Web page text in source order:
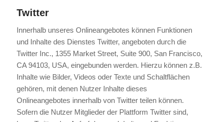
Twitter
Innerhalb unseres Onlineangebotes können Funktionen
und Inhalte des Dienstes Twitter, angeboten durch die
Twitter Inc., 1355 Market Street, Suite 900, San Francisco,
CA 94103, USA, eingebunden werden. Hierzu können z.B.
Inhalte wie Bilder, Videos oder Texte und Schaltflächen
gehören, mit denen Nutzer Inhalte dieses
Onlineangebotes innerhalb von Twitter teilen können.
Sofern die Nutzer Mitglieder der Plattform Twitter sind,